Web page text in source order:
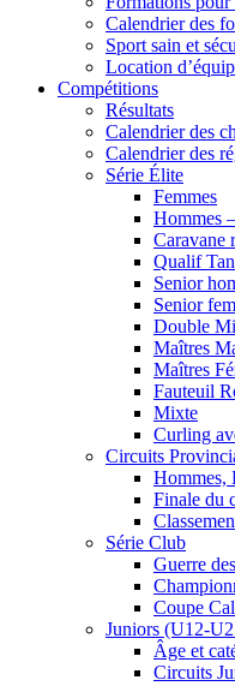
Calendrier des
Sport sain et
Location
Compétitions
Résultats
Calendrier des
Calendrier des
Série Élite
Femmes
Hommes
Caravane
Qualif
Senior
Senior
Double
Maîtres
Maîtres
Fauteuil
Mixte
Curling
Circuits
Hommes,
Finale du
Série Club
Guerre
Coupe
Juniors (U12-
Âge et
Circuits